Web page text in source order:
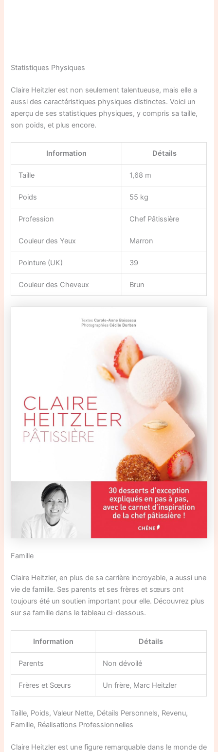
Statistiques Physiques
Claire Heitzler est non seulement talentueuse, mais elle a
aussi des caractéristiques physiques distinctes. Voici un
aperçu de ses statistiques physiques, y compris sa taille,
son poids, et plus encore.
Information Détails
Taille 1,68 m
Poids 55 kg
Profession Chef Pâtissière
Couleur des Yeux Marron
Pointure (UK) 39
Couleur des Cheveux Brun
Famille
Claire Heitzler, en plus de sa carrière incroyable, a aussi une
vie de famille. Ses parents et ses frères et sœurs ont
toujours été un soutien important pour elle. Découvrez plus
sur sa famille dans le tableau ci-dessous.
Information Détails
Parents Non dévoilé
Frères et Sœurs Un frère, Marc Heitzler
Taille, Poids, Valeur Nette, Détails Personnels, Revenu,
Famille, Réalisations Professionnelles
Claire Heitzler est une figure remarquable dans le monde de